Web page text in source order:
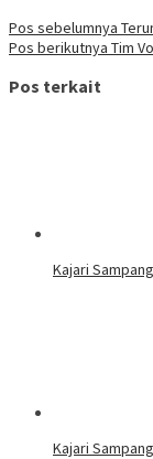
Pos sebelumnya
Pos berikutnya Tim
Pos terkait
Kajari
Kajari